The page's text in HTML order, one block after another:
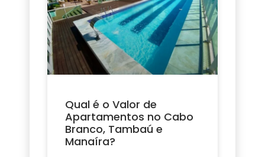
Qual é o Valor de
Apartamentos no Cabo
Branco, Tambaú e
Manaíra?